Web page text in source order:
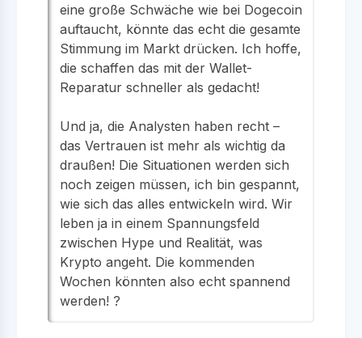
eine große Schwäche wie bei Dogecoin
auftaucht, könnte das echt die gesamte
Stimmung im Markt drücken. Ich hoffe,
die schaffen das mit der Wallet-
Reparatur schneller als gedacht!
Und ja, die Analysten haben recht –
das Vertrauen ist mehr als wichtig da
draußen! Die Situationen werden sich
noch zeigen müssen, ich bin gespannt,
wie sich das alles entwickeln wird. Wir
leben ja in einem Spannungsfeld
zwischen Hype und Realität, was
Krypto angeht. Die kommenden
Wochen könnten also echt spannend
werden! ?